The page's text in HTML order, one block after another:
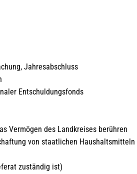
Jahresabschluss
Entschuldungsfonds
Vermögen des Landkreises berühren
von staatlichen Haushaltsmitteln
zuständig ist)